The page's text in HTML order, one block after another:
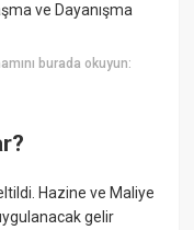
ve Dayanışma
burada okuyun:
Hazine ve Maliye
gelir